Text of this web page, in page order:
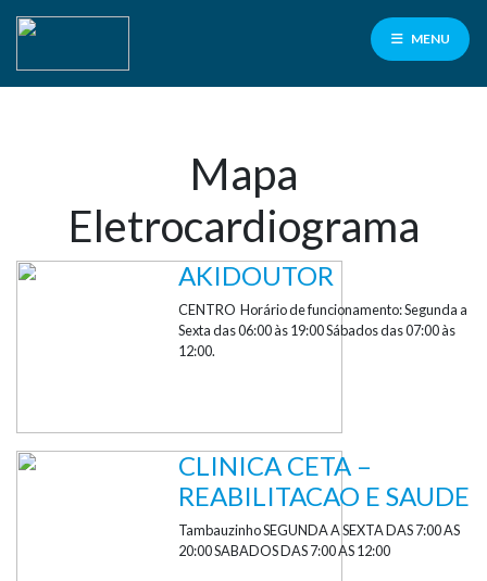
MENU
Facilitépara
servidoresPMCG
100% de cashback
nas consultas e exames laboratoriais
Mapa
Eletrocardiograma
AKIDOUTOR
CENTRO Horário de funcionamento: Segunda a
Sexta das 06:00 às 19:00 Sábados das 07:00 às
12:00.
CLINICA CETA –
REABILITACAO E SAUDE
Tambauzinho SEGUNDA A SEXTA DAS 7:00 AS
20:00 SABADOS DAS 7:00 AS 12:00